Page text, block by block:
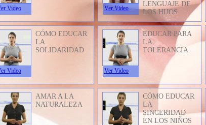
Video Ver Video
LENGUAJE DE
LOS HIJOS
Video
CÓMO EDUCAR
LA
SOLIDARIDAD
Ver Video
EDUCAR PARA
LA
TOLERANCIA
AMAR A LA
NATURALEZA
CÓMO EDUCAR
LA
SINCERIDAD
EN LOS NIÑOS